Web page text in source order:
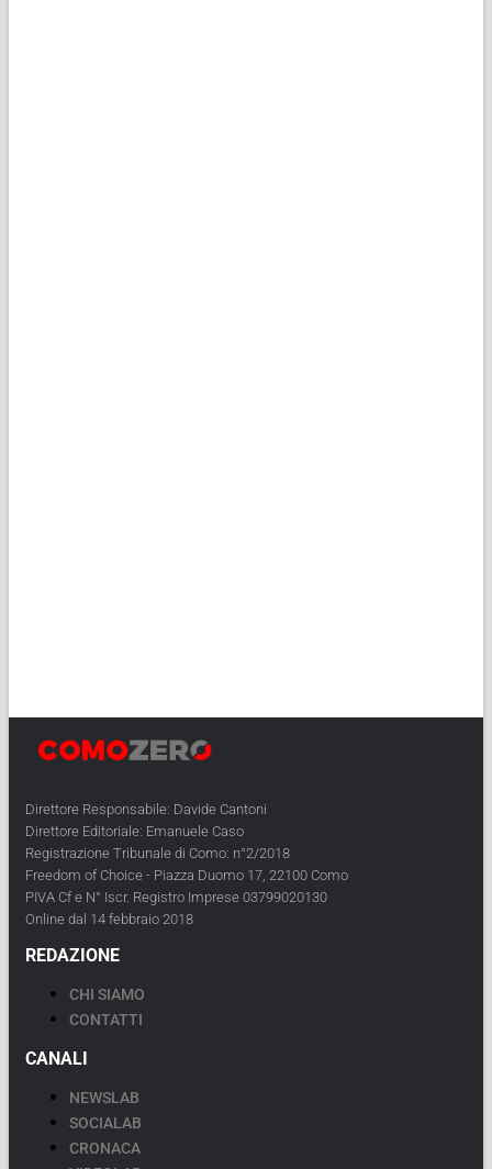
Direttore Responsabile: Davide Cantoni
Direttore Editoriale: Emanuele Caso
Registrazione Tribunale di Como: n°2/2018
Freedom of Choice - Piazza Duomo 17, 22100 Como
PIVA Cf e N° Iscr. Registro Imprese 03799020130
Online dal 14 febbraio 2018
REDAZIONE
CHI SIAMO
CONTATTI
CANALI
NEWSLAB
SOCIALAB
CRONACA